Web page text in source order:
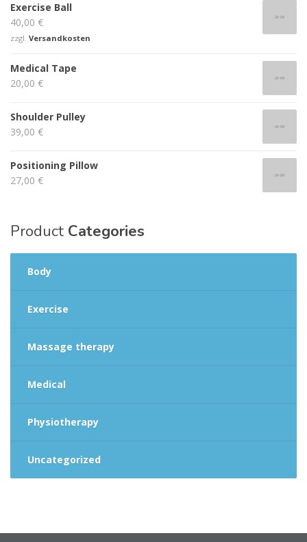
Exercise Ball
40,00 €
zzgl. Versandkosten
Medical Tape
20,00 €
Shoulder Pulley
39,00 €
Positioning Pillow
27,00 €
Product Categories
Body
Exercise
Massage therapy
Medical
Physiotherapy
Uncategorized